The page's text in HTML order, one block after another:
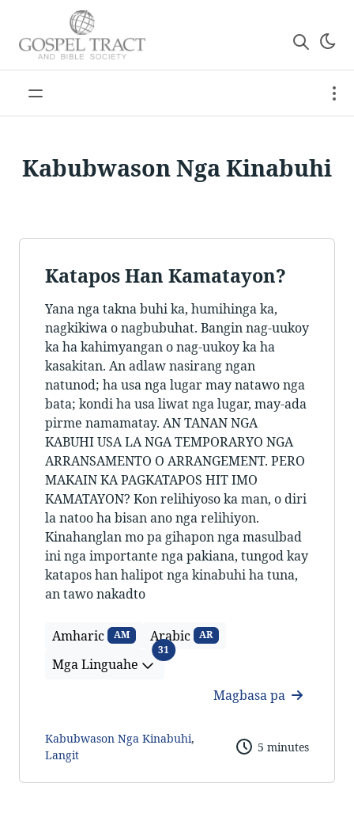
Kabubwason Nga Kinabuhi
Katapos Han Kamatayon?
Yana nga takna buhi ka, humihinga ka,
nagkikiwa o nagbubuhat. Bangin nag-uukoy
ka ha kahimyangan o nag-uukoy ka ha
kasakitan. An adlaw nasirang ngan
natunod; ha usa nga lugar may natawo nga
bata; kondi ha usa liwat nga lugar, may-ada
pirme namamatay. AN TANAN NGA
KABUHI USA LA NGA TEMPORARYO NGA
ARRANSAMENTO O ARRANGEMENT. PERO
MAKAIN KA PAGKATAPOS HIT IMO
KAMATAYON? Kon relihiyoso ka man, o diri
la natoo ha bisan ano nga relihiyon.
Kinahanglan mo pa gihapon nga masulbad
ini nga importante nga pakiana, tungod kay
katapos han halipot nga kinabuhi ha tuna,
an tawo nakadto
Amharic AM Arabic AR
Mga Linguahe
31 Mga Linguahe
Magbasa pa
Kabubwason Nga Kinabuhi,
Langit
5 minutes